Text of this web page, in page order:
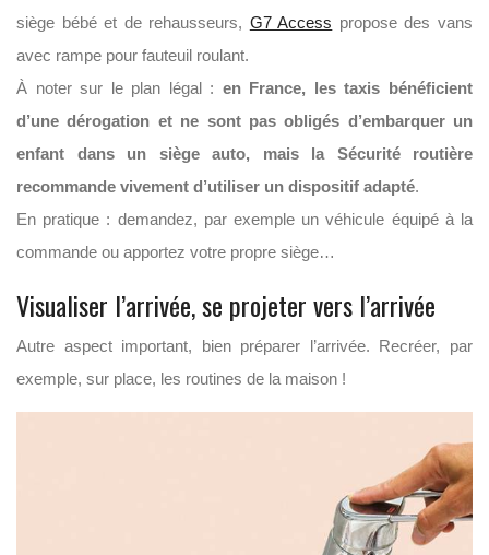
siège bébé et de rehausseurs, G7 Access propose des vans
avec rampe pour fauteuil roulant.
À noter sur le plan légal : en France, les taxis bénéficient
d’une dérogation et ne sont pas obligés d’embarquer un
enfant dans un siège auto, mais la Sécurité routière
recommande vivement d’utiliser un dispositif adapté.
En pratique : demandez, par exemple un véhicule équipé à la
commande ou apportez votre propre siège…
Visualiser l’arrivée, se projeter vers l’arrivée
Autre aspect important, bien préparer l’arrivée. Recréer, par
exemple, sur place, les routines de la maison !